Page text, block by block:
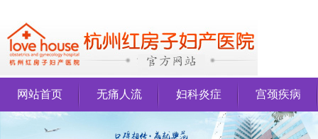
网站首页 无痛人流 妇科炎症 宫颈疾病